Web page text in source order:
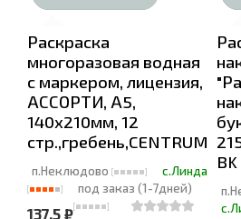
Раскраска
многоразовая водная
с маркером, лицензия,
АССОРТИ, А5,
140х210мм, 12
стр.,гребень,CENTRUM
п.Неклюдово
с.Линда
под заказ (1-7дней)
137.5 ₽
BK